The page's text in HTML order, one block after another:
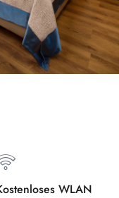
WLAN